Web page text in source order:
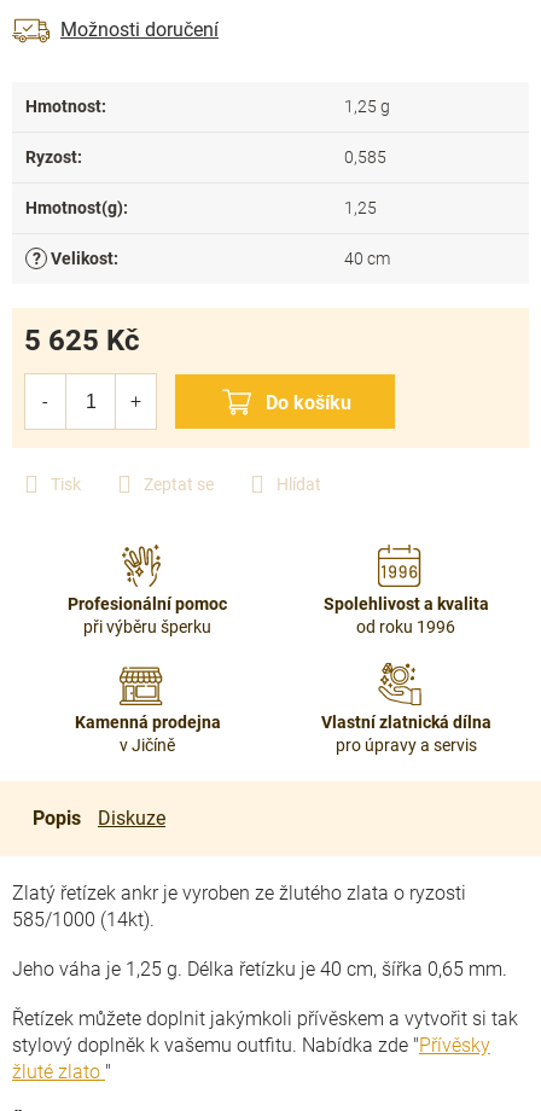
Tisk Zeptat se Hlídat
Možnosti doručení
5 625 Kč
Hmotnost: 1,25 g
Ryzost: 0,585
Hmotnost(g): 1,25
? Velikost: 40 cm
Profesionální pomoc
při výběru šperku
Spolehlivost a kvalita
od roku 1996
Kamenná prodejna
v Jičíně
Vlastní zlatnická dílna
pro úpravy a servis
Popis Diskuze
Zlatý řetízek ankr je vyroben ze žlutého zlata o ryzosti
585/1000 (14kt).
Jeho váha je 1,25 g. Délka řetízku je 40 cm, šířka 0,65 mm.
Řetízek můžete doplnit jakýmkoli přívěskem a vytvořit si tak
stylový doplněk k vašemu outfitu. Nabídka zde "Přívěsky
žluté zlato "